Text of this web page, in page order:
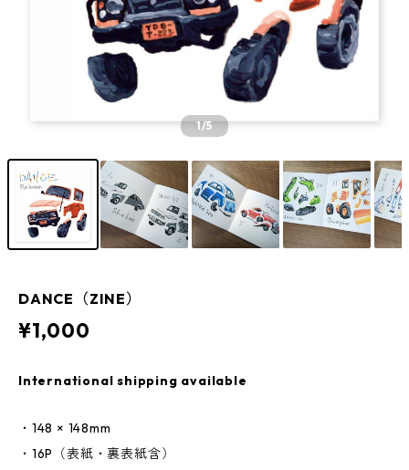
1/5
DANCE（ZINE）
¥1,000
International shipping available
・148 × 148mm
・16P（表紙・裏表紙含）